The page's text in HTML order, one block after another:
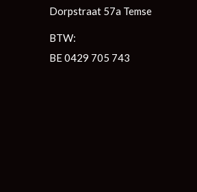
Dorpstraat 57a Temse
BTW:
BE 0429 705 743